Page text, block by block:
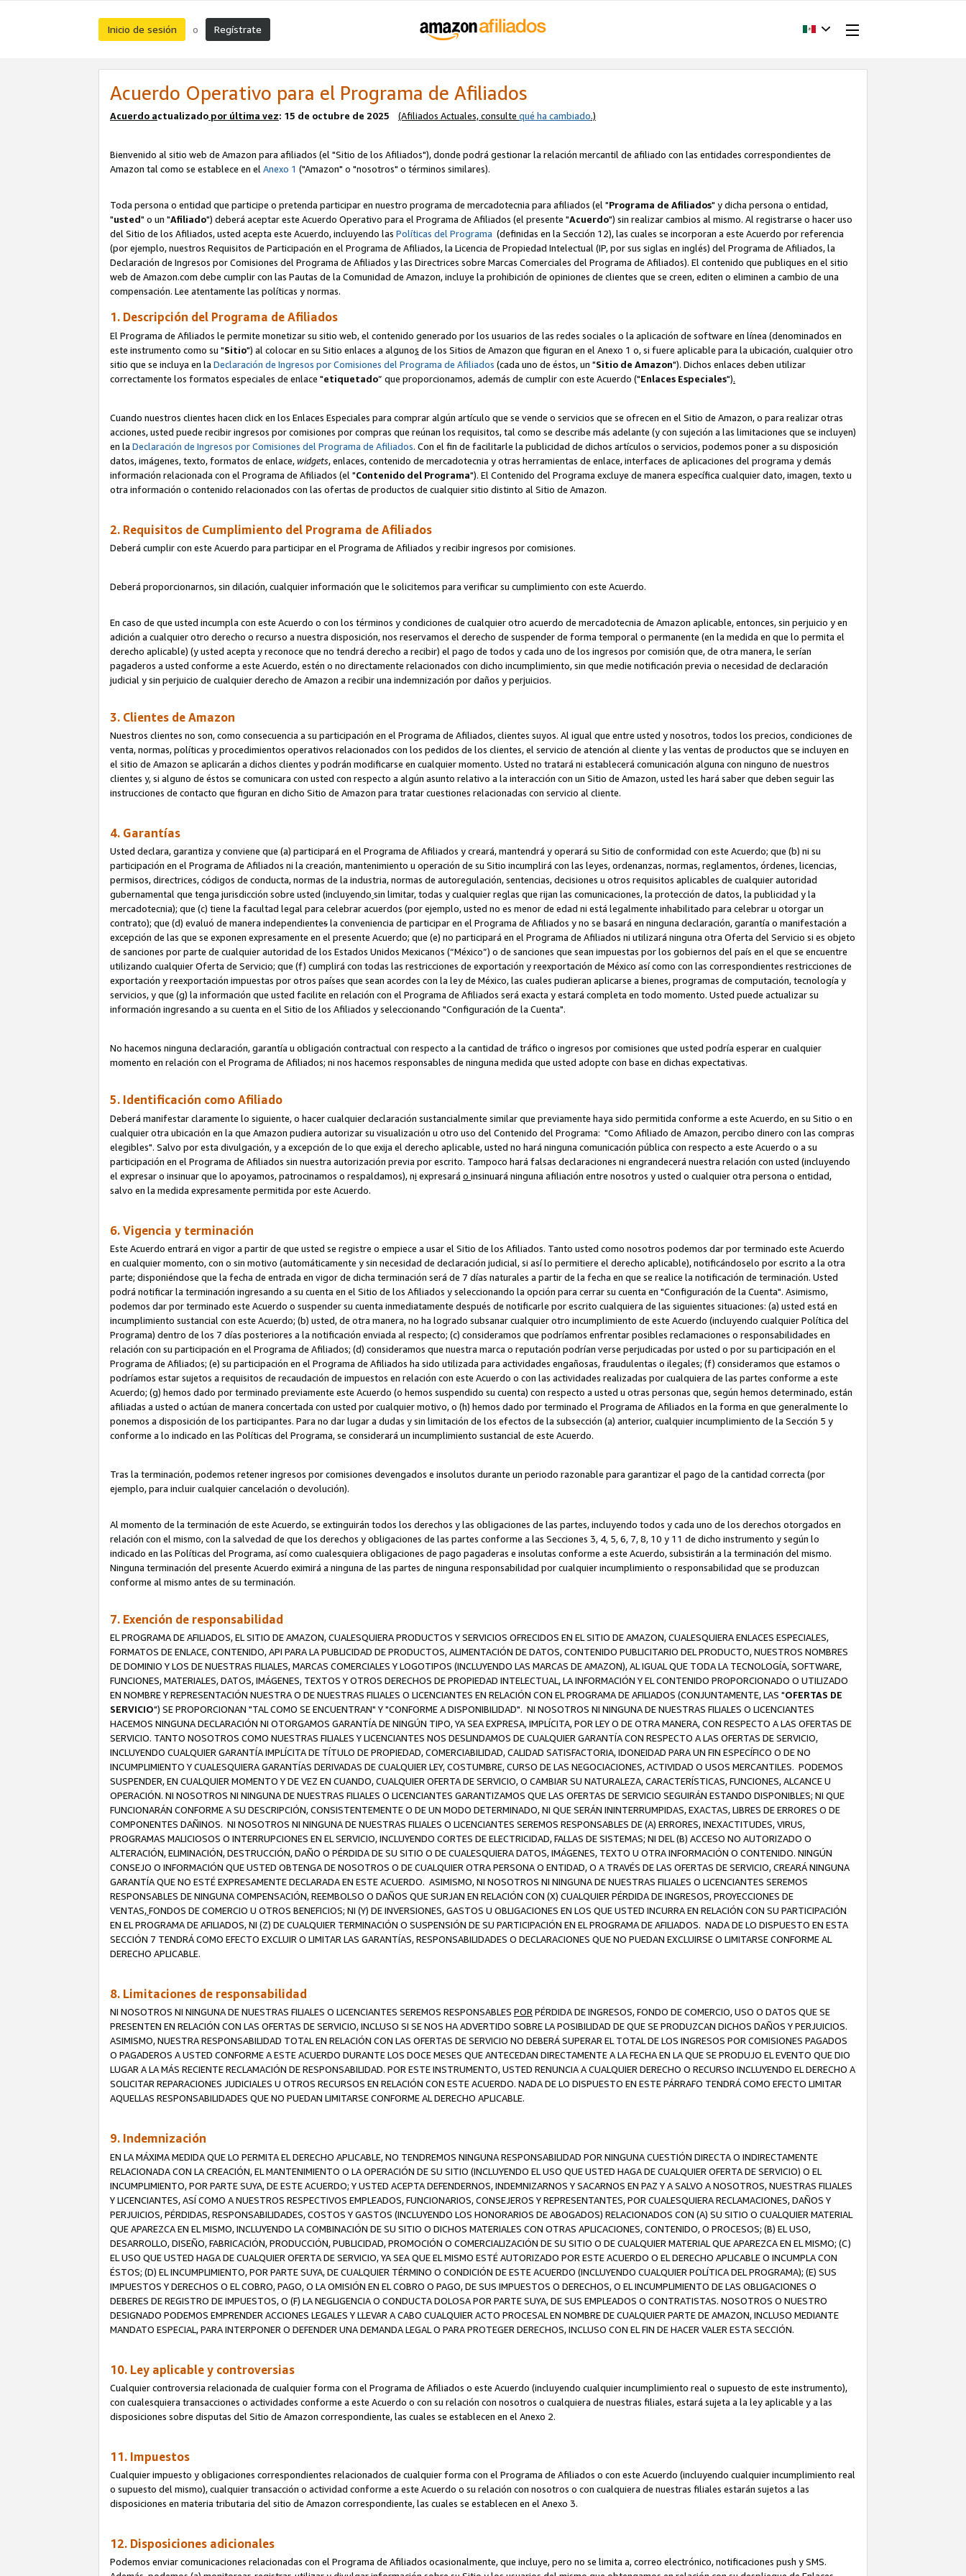
Inicio de sesión o Regístrate
Acuerdo Operativo para el Programa de Afiliados
Acuerdo actualizado por última vez: 15 de octubre de 2025 (Afiliados Actuales, consulte qué ha cambiado.)
Bienvenido al sitio web de Amazon para afiliados (el "Sitio de los Afiliados"), donde podrá gestionar la relación mercantil de afiliado con las entidades correspondientes de
Amazon tal como se establece en elAnexo 1 ("Amazon" o "nosotros" o términos similares).
Toda persona o entidad que participe o pretenda participar en nuestro programa de mercadotecnia para afiliados (el "Programa de Afiliados" y dicha persona o entidad,
"usted" o un "Afiliado") deberá aceptar este Acuerdo Operativo para el Programa de Afiliados (el presente "Acuerdo") sin realizar cambios al mismo. Al registrarse o hacer uso
del Sitio de los Afiliados, usted acepta este Acuerdo, incluyendo las Políticas del Programa (definidas en la Sección 12), las cuales se incorporan a este Acuerdo por referencia
(por ejemplo, nuestros Requisitos de Participación en el Programa de Afiliados, la Licencia de Propiedad Intelectual (IP, por sus siglas en inglés) del Programa de Afiliados, la
Declaración de Ingresos por Comisiones del Programa de Afiliados y las Directrices sobre Marcas Comerciales del Programa de Afiliados). El contenido que publiques en el sitio
web de Amazon.com debe cumplir con las Pautas de la Comunidad de Amazon, incluye la prohibición de opiniones de clientes que se creen, editen o eliminen a cambio de una
compensación. Lee atentamente las políticas y normas.
1. Descripción del Programa de Afiliados
El Programa de Afiliados le permite monetizar su sitio web, el contenido generado por los usuarios de las redes sociales o la aplicación de software en línea (denominados en
este instrumento como su "Sitio") al colocar en su Sitio enlaces a algunos de los Sitios de Amazon que figuran en el Anexo 1 o, si fuere aplicable para la ubicación, cualquier otro
sitio que se incluya en la Declaración de Ingresos por Comisiones del Programa de Afiliados (cada uno de éstos, un "Sitio de Amazon"). Dichos enlaces deben utilizar
correctamente los formatos especiales de enlace "etiquetado” que proporcionamos, además de cumplir con este Acuerdo ("Enlaces Especiales").
Cuando nuestros clientes hacen click en los Enlaces Especiales para comprar algún artículo que se vende o servicios que se ofrecen en el Sitio de Amazon, o para realizar otras
acciones, usted puede recibir ingresos por comisiones por compras que reúnan los requisitos, tal como se describe más adelante (y con sujeción a las limitaciones que se incluyen)
en la Declaración de Ingresos por Comisiones del Programa de Afiliados. Con el fin de facilitarle la publicidad de dichos artículos o servicios, podemos poner a su disposición
datos, imágenes, texto, formatos de enlace,widgets, enlaces, contenido de mercadotecnia y otras herramientas de enlace, interfaces de aplicaciones del programa y demás
información relacionada con el Programa de Afiliados (el "Contenido del Programa"). El Contenido del Programa excluye de manera específica cualquier dato, imagen, texto u
otra información o contenido relacionados con las ofertas de productos de cualquier sitio distinto al Sitio de Amazon.
2. Requisitos de Cumplimiento del Programa de Afiliados
Deberá cumplir con este Acuerdo para participar en el Programa de Afiliados y recibir ingresos por comisiones.
Deberá proporcionarnos, sin dilación, cualquier información que le solicitemos para verificar su cumplimiento con este Acuerdo.
En caso de que usted incumpla con este Acuerdo o con los términos y condiciones de cualquier otro acuerdo de mercadotecnia de Amazon aplicable, entonces, sin perjuicio y en
adición a cualquier otro derecho o recurso a nuestra disposición, nos reservamos el derecho de suspender de forma temporal o permanente (en la medida en que lo permita el
derecho aplicable) (y usted acepta y reconoce que no tendrá derecho a recibir) el pago de todos y cada uno de los ingresos por comisión que, de otra manera, le serían
pagaderos a usted conforme a este Acuerdo, estén o no directamente relacionados con dicho incumplimiento, sin que medie notificación previa o necesidad de declaración
judicial y sin perjuicio de cualquier derecho de Amazon a recibir una indemnización por daños y perjuicios.
3. Clientes de Amazon
Nuestros clientes no son, como consecuencia a su participación en el Programa de Afiliados, clientes suyos. Al igual que entre usted y nosotros, todos los precios, condiciones de
venta, normas, políticas y procedimientos operativos relacionados con los pedidos de los clientes, el servicio de atención al cliente y las ventas de productos que se incluyen en
el sitio de Amazon se aplicarán a dichos clientes y podrán modificarse en cualquier momento. Usted no tratará ni establecerá comunicación alguna con ninguno de nuestros
clientes y, si alguno de éstos se comunicara con usted con respecto a algún asunto relativo a la interacción con un Sitio de Amazon, usted les hará saber que deben seguir las
instrucciones de contacto que figuran en dicho Sitio de Amazon para tratar cuestiones relacionadas con servicio al cliente.
4. Garantías
Usted declara, garantiza y conviene que (a) participará en el Programa de Afiliados y creará, mantendrá y operará su Sitio de conformidad con este Acuerdo; que (b) ni su
participación en el Programa de Afiliados ni la creación, mantenimiento u operación de su Sitio incumplirá con las leyes, ordenanzas, normas, reglamentos, órdenes, licencias,
permisos, directrices, códigos de conducta, normas de la industria, normas de autoregulación, sentencias, decisiones u otros requisitos aplicables de cualquier autoridad
gubernamental que tenga jurisdicción sobre usted (incluyendo sin limitar, todas y cualquier reglas que rijan las comunicaciones, la protección de datos, la publicidad y la
mercadotecnia); que (c) tiene la facultad legal para celebrar acuerdos (por ejemplo, usted no es menor de edad ni está legalmente inhabilitado para celebrar u otorgar un
contrato); que (d) evaluó de manera independientesla conveniencia de participar en el Programa de Afiliados y no se basará en ninguna declaración, garantía o manifestación a
excepción de las que se exponen expresamente en el presente Acuerdo; que (e) no participará en el Programa de Afiliados ni utilizará ninguna otra Oferta del Servicio si es objeto
de sanciones por parte de cualquier autoridad de los Estados Unidos Mexicanos (“México”) o de sanciones que sean impuestas por los gobiernos del país en el que se encuentre
utilizando cualquier Oferta de Servicio; que (f) cumplirá con todas las restricciones de exportación y reexportación de México así como con las correspondientes restricciones de
exportación y reexportación impuestas por otros países que sean acordes con la ley de México, las cuales pudieran aplicarse a bienes, programas de computación, tecnología y
servicios, y que (g) la información que usted facilite en relación con el Programa de Afiliados será exacta y estará completa en todo momento. Usted puede actualizar su
información ingresando a su cuenta en el Sitio de los Afiliados y seleccionando "Configuración de la Cuenta".
No hacemos ninguna declaración, garantía u obligación contractual con respecto a la cantidad de tráfico o ingresos por comisiones que usted podría esperar en cualquier
momento en relación con el Programa de Afiliados; ni nos hacemos responsables de ninguna medida que usted adopte con base en dichas expectativas.
5. Identificación como Afiliado
Deberá manifestar claramente lo siguiente, o hacer cualquier declaración sustancialmente similar que previamente haya sido permitida conforme a este Acuerdo, en su Sitio o en
cualquier otra ubicación en la que Amazon pudiera autorizar su visualización u otro uso del Contenido del Programa: "Como Afiliado de Amazon, percibo dinero con las compras
elegibles". Salvo por esta divulgación, y a excepción de lo que exija el derecho aplicable, usted no hará ninguna comunicación pública con respecto a este Acuerdo o a su
participación en el Programa de Afiliados sin nuestra autorización previa por escrito. Tampoco hará falsas declaraciones ni engrandecerá nuestra relación con usted (incluyendo
el expresar o insinuar que lo apoyamos, patrocinamos o respaldamos), ni expresará o insinuará ninguna afiliación entre nosotros y usted o cualquier otra persona o entidad,
salvo en la medida expresamente permitida por este Acuerdo.
6. Vigencia y terminación
Este Acuerdo entrará en vigor a partir de que usted se registre o empiece a usar el Sitio de los Afiliados. Tanto usted como nosotros podemos dar por terminado este Acuerdo
en cualquier momento, con o sin motivo (automáticamente y sin necesidad de declaración judicial, si así lo permitiere el derecho aplicable), notificándoselo por escrito a la otra
parte; disponiéndose que la fecha de entrada en vigor de dicha terminación será de 7 días naturales a partir de la fecha en que se realice la notificación de terminación. Usted
podrá notificar la terminación ingresando a su cuenta en el Sitio de los Afiliados y seleccionando la opción para cerrar su cuenta en "Configuración de la Cuenta". Asimismo,
podemos dar por terminado este Acuerdo o suspender su cuenta inmediatamente después de notificarle por escrito cualquiera de las siguientes situaciones: (a) usted está en
incumplimiento sustancial con este Acuerdo; (b) usted, de otra manera, no ha logrado subsanar cualquier otro incumplimiento de este Acuerdo (incluyendo cualquier Política del
Programa) dentro de los 7 días posteriores a la notificación enviada al respecto; (c) consideramos que podríamos enfrentar posibles reclamaciones o responsabilidades en
relación con su participación en el Programa de Afiliados; (d) consideramos que nuestra marca o reputación podrían verse perjudicadas por usted o por su participación en el
Programa de Afiliados; (e) su participación en el Programa de Afiliados ha sido utilizada para actividades engañosas, fraudulentas o ilegales; (f) consideramos que estamos o
podríamos estar sujetos a requisitos de recaudación de impuestos en relación con este Acuerdo o con las actividades realizadas por cualquiera de las partes conforme a este
Acuerdo; (g) hemos dado por terminado previamente este Acuerdo (o hemos suspendido su cuenta) con respecto a usted u otras personas que, según hemos determinado, están
afiliadas a usted o actúan de manera concertada con usted por cualquier motivo, o (h) hemos dado por terminado el Programa de Afiliados en la forma en que generalmente lo
ponemos a disposición de los participantes. Para no dar lugar a dudas y sin limitación de los efectos de la subsección (a) anterior, cualquier incumplimiento de la Sección 5 y
conforme a lo indicado en las Políticas del Programa, se considerará un incumplimiento sustancial de este Acuerdo.
Tras la terminación, podemos retener ingresos por comisiones devengados e insolutos durante un periodo razonable para garantizar el pago de la cantidad correcta (por
ejemplo, para incluir cualquier cancelación o devolución).
Al momento de la terminación de este Acuerdo, se extinguirán todos los derechos y las obligaciones de las partes, incluyendo todos y cada uno de los derechos otorgados en
relación con el mismo, con la salvedad de que los derechos y obligaciones de las partes conforme a las Secciones 3, 4, 5, 6, 7, 8, 10 y 11 de dicho instrumento y según lo
indicado en las Políticas del Programa, así como cualesquiera obligaciones de pago pagaderas e insolutas conforme a este Acuerdo, subsistirán a la terminación del mismo.
Ninguna terminación del presente Acuerdo eximirá a ninguna de las partes de ninguna responsabilidad por cualquier incumplimiento o responsabilidad que se produzcan
conforme al mismo antes de su terminación.
7. Exención de responsabilidad
EL PROGRAMA DE AFILIADOS, EL SITIO DE AMAZON, CUALESQUIERA PRODUCTOS Y SERVICIOS OFRECIDOS EN EL SITIO DE AMAZON, CUALESQUIERA ENLACES ESPECIALES,
FORMATOS DE ENLACE, CONTENIDO, API PARA LA PUBLICIDAD DE PRODUCTOS, ALIMENTACIÓN DE DATOS, CONTENIDO PUBLICITARIO DEL PRODUCTO, NUESTROS NOMBRES
DE DOMINIO Y LOS DE NUESTRAS FILIALES, MARCAS COMERCIALES Y LOGOTIPOS (INCLUYENDO LAS MARCAS DE AMAZON), AL IGUAL QUE TODA LA TECNOLOGÍA, SOFTWARE,
FUNCIONES, MATERIALES, DATOS, IMÁGENES, TEXTOS Y OTROS DERECHOS DE PROPIEDAD INTELECTUAL, LA INFORMACIÓN Y EL CONTENIDO PROPORCIONADO O UTILIZADO
EN NOMBRE Y REPRESENTACIÓN NUESTRA O DE NUESTRAS FILIALES O LICENCIANTES EN RELACIÓN CON EL PROGRAMA DE AFILIADOS (CONJUNTAMENTE, LAS "OFERTAS DE
SERVICIO") SE PROPORCIONAN "TAL COMO SE ENCUENTRAN" Y "CONFORME A DISPONIBILIDAD". NI NOSOTROS NI NINGUNA DE NUESTRAS FILIALES O LICENCIANTES
HACEMOS NINGUNA DECLARACIÓN NI OTORGAMOS GARANTÍA DE NINGÚN TIPO, YA SEA EXPRESA, IMPLÍCITA, POR LEY O DE OTRA MANERA, CON RESPECTO A LAS OFERTAS DE
SERVICIO. TANTO NOSOTROS COMO NUESTRAS FILIALES Y LICENCIANTES NOS DESLINDAMOS DE CUALQUIER GARANTÍA CON RESPECTO A LAS OFERTAS DE SERVICIO,
INCLUYENDO CUALQUIER GARANTÍA IMPLÍCITA DE TÍTULO DE PROPIEDAD, COMERCIABILIDAD, CALIDAD SATISFACTORIA, IDONEIDAD PARA UN FIN ESPECÍFICO O DE NO
INCUMPLIMIENTO Y CUALESQUIERA GARANTÍAS DERIVADAS DE CUALQUIER LEY, COSTUMBRE, CURSO DE LAS NEGOCIACIONES, ACTIVIDAD O USOS MERCANTILES. PODEMOS
SUSPENDER, EN CUALQUIER MOMENTO Y DE VEZ EN CUANDO, CUALQUIER OFERTA DE SERVICIO, O CAMBIAR SU NATURALEZA, CARACTERÍSTICAS, FUNCIONES, ALCANCE U
OPERACIÓN. NI NOSOTROS NI NINGUNA DE NUESTRAS FILIALES O LICENCIANTES GARANTIZAMOS QUE LAS OFERTAS DE SERVICIO SEGUIRÁN ESTANDO DISPONIBLES; NI QUE
FUNCIONARÁN CONFORME A SU DESCRIPCIÓN, CONSISTENTEMENTE O DE UN MODO DETERMINADO, NI QUE SERÁN ININTERRUMPIDAS, EXACTAS, LIBRES DE ERRORES O DE
COMPONENTES DAÑINOS. NI NOSOTROS NI NINGUNA DE NUESTRAS FILIALES O LICENCIANTES SEREMOS RESPONSABLES DE (A) ERRORES, INEXACTITUDES, VIRUS,
PROGRAMAS MALICIOSOS O INTERRUPCIONES EN EL SERVICIO, INCLUYENDO CORTES DE ELECTRICIDAD, FALLAS DE SISTEMAS; NI DEL (B) ACCESO NO AUTORIZADO O
ALTERACIÓN, ELIMINACIÓN, DESTRUCCIÓN, DAÑO O PÉRDIDA DE SU SITIO O DE CUALESQUIERA DATOS, IMÁGENES, TEXTO U OTRA INFORMACIÓN O CONTENIDO. NINGÚN
CONSEJO O INFORMACIÓN QUE USTED OBTENGA DE NOSOTROS O DE CUALQUIER OTRA PERSONA O ENTIDAD, O A TRAVÉS DE LAS OFERTAS DE SERVICIO, CREARÁ NINGUNA
GARANTÍA QUE NO ESTÉ EXPRESAMENTE DECLARADA EN ESTE ACUERDO. ASIMISMO, NI NOSOTROS NI NINGUNA DE NUESTRAS FILIALES O LICENCIANTES SEREMOS
RESPONSABLES DE NINGUNA COMPENSACIÓN, REEMBOLSO O DAÑOS QUE SURJAN EN RELACIÓN CON (X) CUALQUIER PÉRDIDA DE INGRESOS, PROYECCIONES DE
VENTAS,FONDOS DE COMERCIO U OTROS BENEFICIOS; NI (Y) DE INVERSIONES, GASTOS U OBLIGACIONES EN LOS QUE USTED INCURRA EN RELACIÓN CON SU PARTICIPACIÓN
EN EL PROGRAMA DE AFILIADOS, NI (Z) DE CUALQUIER TERMINACIÓN O SUSPENSIÓN DE SU PARTICIPACIÓN EN EL PROGRAMA DE AFILIADOS. NADA DE LO DISPUESTO EN ESTA
SECCIÓN 7 TENDRÁ COMO EFECTO EXCLUIR O LIMITAR LAS GARANTÍAS, RESPONSABILIDADES O DECLARACIONES QUE NO PUEDAN EXCLUIRSE O LIMITARSE CONFORME AL
DERECHO APLICABLE.
8. Limitaciones de responsabilidad
NI NOSOTROS NI NINGUNA DE NUESTRAS FILIALES O LICENCIANTES SEREMOS RESPONSABLES PORPÉRDIDA DE INGRESOS, FONDO DE COMERCIO, USO O DATOS QUE SE
PRESENTEN EN RELACIÓN CON LAS OFERTAS DE SERVICIO, INCLUSO SI SE NOS HA ADVERTIDO SOBRE LA POSIBILIDAD DE QUE SE PRODUZCAN DICHOS DAÑOS Y PERJUICIOS.
ASIMISMO, NUESTRA RESPONSABILIDAD TOTAL EN RELACIÓN CON LAS OFERTAS DE SERVICIO NO DEBERÁ SUPERAR EL TOTAL DE LOS INGRESOS POR COMISIONES PAGADOS
O PAGADEROS A USTED CONFORME A ESTE ACUERDO DURANTE LOS DOCE MESES QUE ANTECEDAN DIRECTAMENTE A LA FECHA EN LA QUE SE PRODUJO EL EVENTO QUE DIO
LUGAR A LA MÁS RECIENTE RECLAMACIÓN DE RESPONSABILIDAD. POR ESTE INSTRUMENTO, USTED RENUNCIA A CUALQUIER DERECHO O RECURSO INCLUYENDO EL DERECHO A
SOLICITAR REPARACIONES JUDICIALES U OTROS RECURSOS EN RELACIÓN CON ESTE ACUERDO. NADA DE LO DISPUESTO EN ESTE PÁRRAFO TENDRÁ COMO EFECTO LIMITAR
AQUELLAS RESPONSABILIDADES QUE NO PUEDAN LIMITARSE CONFORME AL DERECHO APLICABLE.
9. Indemnización
EN LA MÁXIMA MEDIDA QUE LO PERMITA EL DERECHO APLICABLE, NO TENDREMOS NINGUNA RESPONSABILIDAD POR NINGUNA CUESTIÓN DIRECTA O INDIRECTAMENTE
RELACIONADA CON LA CREACIÓN, EL MANTENIMIENTO O LA OPERACIÓN DE SU SITIO (INCLUYENDO EL USO QUE USTED HAGA DE CUALQUIER OFERTA DE SERVICIO) O EL
INCUMPLIMIENTO, POR PARTE SUYA, DE ESTE ACUERDO; Y USTED ACEPTA DEFENDERNOS, INDEMNIZARNOS Y SACARNOS EN PAZ Y A SALVO A NOSOTROS, NUESTRAS FILIALES
Y LICENCIANTES, ASÍ COMO A NUESTROS RESPECTIVOS EMPLEADOS, FUNCIONARIOS, CONSEJEROS Y REPRESENTANTES, POR CUALESQUIERA RECLAMACIONES, DAÑOS Y
PERJUICIOS, PÉRDIDAS, RESPONSABILIDADES, COSTOS Y GASTOS (INCLUYENDO LOS HONORARIOS DE ABOGADOS) RELACIONADOS CON (A) SU SITIO O CUALQUIER MATERIAL
QUE APAREZCA EN EL MISMO, INCLUYENDO LA COMBINACIÓN DE SU SITIO O DICHOS MATERIALES CON OTRAS APLICACIONES, CONTENIDO, O PROCESOS; (B) EL USO,
DESARROLLO, DISEÑO, FABRICACIÓN, PRODUCCIÓN, PUBLICIDAD, PROMOCIÓN O COMERCIALIZACIÓN DE SU SITIO O DE CUALQUIER MATERIAL QUE APAREZCA EN EL MISMO; (C)
EL USO QUE USTED HAGA DE CUALQUIER OFERTA DE SERVICIO, YA SEA QUE EL MISMO ESTÉ AUTORIZADO POR ESTE ACUERDO O EL DERECHO APLICABLE O INCUMPLA CON
ÉSTOS; (D) EL INCUMPLIMIENTO, POR PARTE SUYA, DE CUALQUIER TÉRMINO O CONDICIÓN DE ESTE ACUERDO (INCLUYENDO CUALQUIER POLÍTICA DEL PROGRAMA); (E) SUS
IMPUESTOS Y DERECHOS O EL COBRO, PAGO, O LA OMISIÓN EN EL COBRO O PAGO, DE SUS IMPUESTOS O DERECHOS, O EL INCUMPLIMIENTO DE LAS OBLIGACIONES O
DEBERES DE REGISTRO DE IMPUESTOS, O (F) LA NEGLIGENCIA O CONDUCTA DOLOSA POR PARTE SUYA, DE SUS EMPLEADOS O CONTRATISTAS. NOSOTROS O NUESTRO
DESIGNADO PODEMOS EMPRENDER ACCIONES LEGALES Y LLEVAR A CABO CUALQUIER ACTO PROCESAL EN NOMBRE DE CUALQUIER PARTE DE AMAZON, INCLUSO MEDIANTE
MANDATO ESPECIAL, PARA INTERPONER O DEFENDER UNA DEMANDA LEGAL O PARA PROTEGER DERECHOS, INCLUSO CON EL FIN DE HACER VALER ESTA SECCIÓN.
10. Ley aplicable y controversias
Cualquier controversia relacionada de cualquier forma con el Programa de Afiliados o este Acuerdo (incluyendo cualquier incumplimiento real o supuesto de este instrumento),
con cualesquiera transacciones o actividades conforme a este Acuerdo o con su relación con nosotros o cualquiera de nuestras filiales, estará sujeta a la ley aplicable y a las
disposiciones sobre disputas del Sitio de Amazon correspondiente, las cuales se establecen en el Anexo 2.
11. Impuestos
Cualquier impuesto y obligaciones correspondientes relacionados de cualquier forma con el Programa de Afiliados o con este Acuerdo (incluyendo cualquier incumplimiento real
o supuesto del mismo), cualquier transacción o actividad conforme a este Acuerdo o su relación con nosotros o con cualquiera de nuestras filiales estarán sujetos a las
disposiciones en materia tributaria del sitio de Amazon correspondiente, las cuales se establecen en el Anexo 3.
12. Disposiciones adicionales
Podemos enviar comunicaciones relacionadas con el Programa de Afiliados ocasionalmente, que incluye, pero no se limita a, correo electrónico, notificaciones push y SMS.